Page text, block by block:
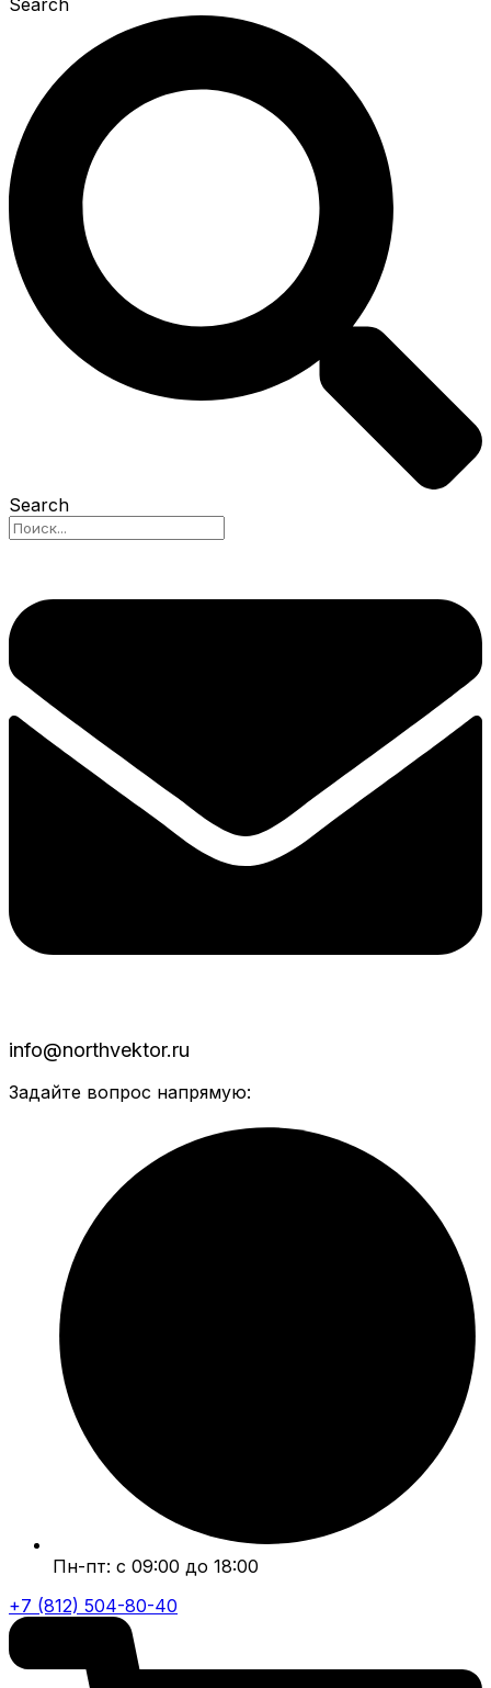
Search
Search
info@northvektor.ru
Задайте вопрос напрямую:
Пн-пт: с 09:00 до 18:00
+7 (812) 504-80-40